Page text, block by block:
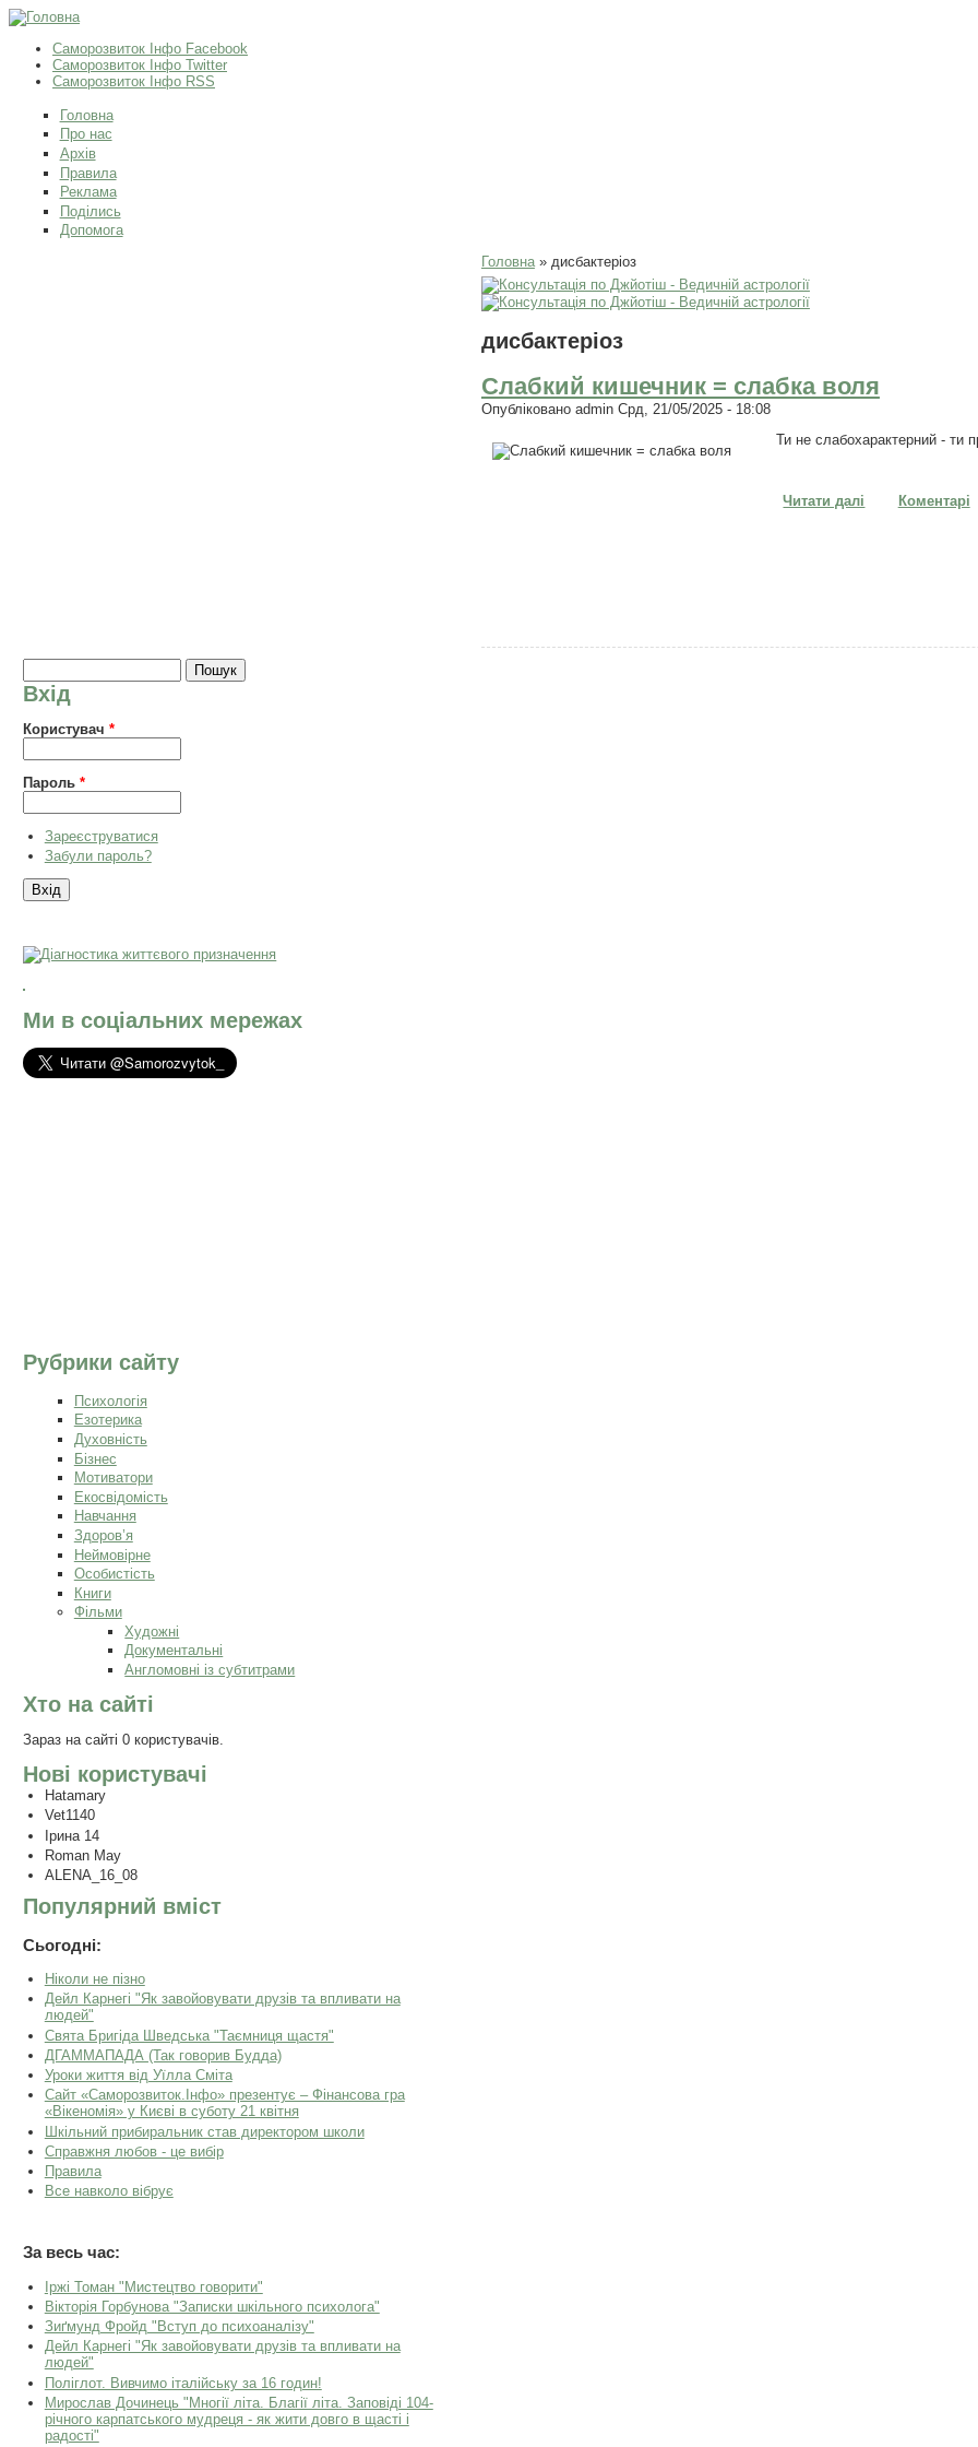
Саморозвиток Інфо Facebook
Саморозвиток Інфо Twitter
Саморозвиток Інфо RSS
Головна
Про нас
Архів
Правила
Реклама
Поділись
Допомога
Ви є тут
Головна» дисбактеріоз
дисбактеріоз
Слабкий кишечник = слабка воля
Опубліковано adminСрд, 21/05/2025 - 18:08
Ти не слабохарактерний - ти
Читати далі про Слабкий
Коментарі
Пошукова форма
Вхід
Користувач*
Пароль*
Зареєструватися
Забули пароль?
Ми в соціальних мережах
Рубрики сайту
Психологія
Езотерика
Духовність
Бізнес
Мотиватори
Екосвідомість
Навчання
Здоров’я
Неймовірне
Особистість
Книги
Фільми
Художні
Документальні
Англомовні із субтитрами
Хто на сайті
Зараз на сайті 0 користувачів.
Нові користувачі
Hatamary
Vet1140
Ірина 14
Roman May
ALENA_16_08
Популярний вміст
Сьогодні:
Ніколи не пізно
Дейл Карнегі "Як завойовувати друзів та впливати на
людей"
Свята Бригіда Шведська "Таємниця щастя"
ДГАММАПАДА (Так говорив Будда)
Уроки життя від Уїлла Сміта
Сайт «Саморозвиток.Інфо» презентує – Фінансова гра
«Вікеномія» у Києві в суботу 21 квітня
Шкільний прибиральник став директором школи
Справжня любов - це вибір
Правила
Все навколо вібрує
За весь час:
Іржі Томан "Мистецтво говорити"
Вікторія Горбунова "Записки шкільного психолога"
Зиґмунд Фройд "Вступ до психоаналізу"
Дейл Карнегі "Як завойовувати друзів та впливати на
людей"
Поліглот. Вивчимо італійську за 16 годин!
Мирослав Дочинець "Многії літа. Благії літа. Заповіді 104-
річного карпатського мудреця - як жити довго в щасті і
радості"